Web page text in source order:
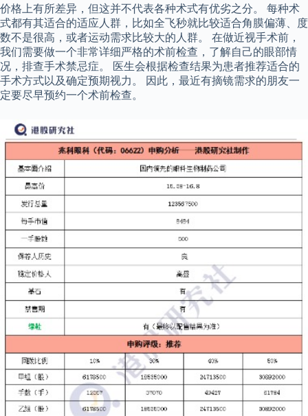
价格上有所差异，但这并不代表各种术式有优劣之分。 每种术
式都有其适合的适应人群，比如全飞秒就比较适合角膜偏薄、度
数不是很高，或者运动需求比较大的人群。 在做近视手术前，
我们需要做一个非常详细严格的术前检查，了解自己的眼部情
况，排查手术禁忌症。 医生会根据检查结果为患者推荐适合的
手术方式以及确定预期视力。 因此，最近有摘镜需求的朋友一
定要尽早预约一个术前检查。